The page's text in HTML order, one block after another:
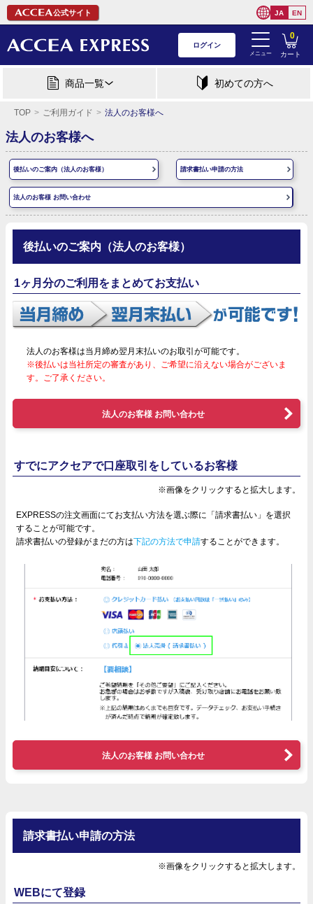
ログイン
メニュー カート
0
商品一覧 初めての方へ
TOP ご利用ガイド 法人のお客様へ
法人のお客様へ
後払いのご案内（法人のお客様） 請求書払い申請の方法
法人のお客様 お問い合わせ
後払いのご案内（法人のお客様）
1ヶ月分のご利用をまとめてお支払い
法人のお客様は当月締め翌月末払いのお取引が可能です。
※後払いは当社所定の審査があり、ご希望に沿えない場合がございま
す。ご了承ください。
法人のお客様 お問い合わせ
すでにアクセアで口座取引をしているお客様
※画像をクリックすると拡大します。
EXPRESSの注文画面にてお支払い方法を選ぶ際に「請求書払い」を選択
することが可能です。
請求書払いの登録がまだの方は下記の方法で申請することができます。
法人のお客様 お問い合わせ
請求書払い申請の方法
※画像をクリックすると拡大します。
WEBにて登録
公式サイト JA EN